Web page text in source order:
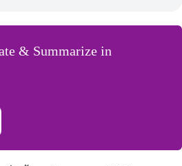
& Summarize in